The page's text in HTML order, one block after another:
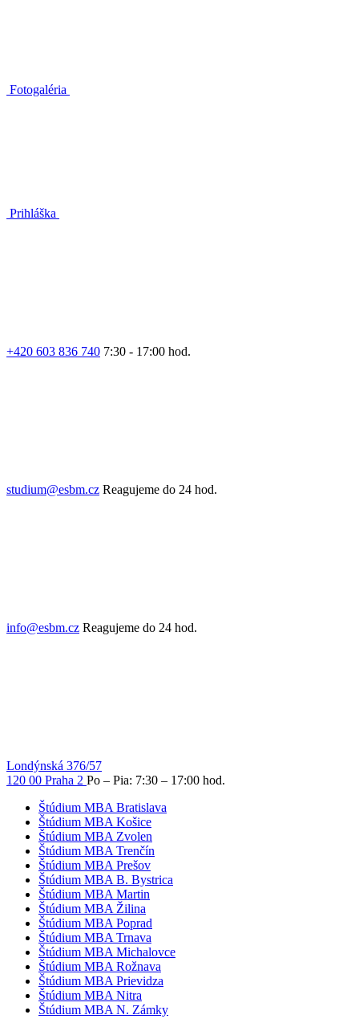
Fotogaléria
Prihláška
+420 603 836 740 7:30 - 17:00 hod.
studium@esbm.cz Reagujeme do 24 hod.
info@esbm.cz Reagujeme do 24 hod.
Londýnská 376/57
120 00 Praha 2 Po – Pia: 7:30 – 17:00 hod.
Štúdium MBA Bratislava
Štúdium MBA Košice
Štúdium MBA Zvolen
Štúdium MBA Trenčín
Štúdium MBA Prešov
Štúdium MBA B. Bystrica
Štúdium MBA Martin
Štúdium MBA Žilina
Štúdium MBA Poprad
Štúdium MBA Trnava
Štúdium MBA Michalovce
Štúdium MBA Rožnava
Štúdium MBA Prievidza
Štúdium MBA Nitra
Štúdium MBA N. Zámky